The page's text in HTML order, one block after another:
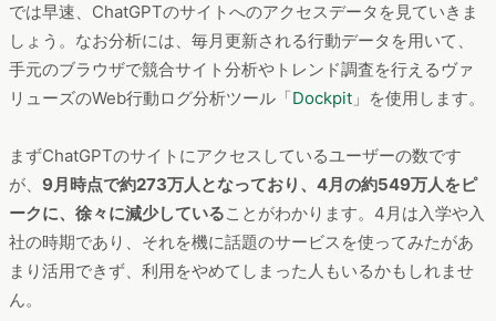
では早速、ChatGPTのサイトへのアクセスデータを見ていきま
しょう。なお分析には、毎月更新される行動データを用いて、
手元のブラウザで競合サイト分析やトレンド調査を行えるヴァ
リューズのWeb行動ログ分析ツール「Dockpit 」を使用します。
まずChatGPTのサイトにアクセスしているユーザーの数です
が、 9月時点で約273万人となっており、4月の約549万人をピ
ークに、徐々に減少していることがわかります。4月は入学や入
社の時期であり、それを機に話題のサービスを使ってみたがあ
まり活用できず、利用をやめてしまった人もいるかもしれませ
ん。